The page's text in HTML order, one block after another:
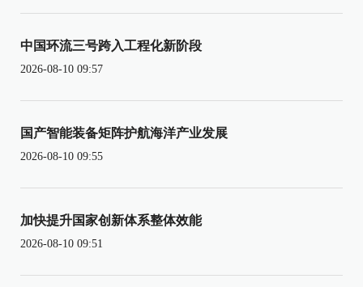
中国环流三号跨入工程化新阶段
2026-08-10 09:57
国产智能装备矩阵护航海洋产业发展
2026-08-10 09:55
加快提升国家创新体系整体效能
2026-08-10 09:51